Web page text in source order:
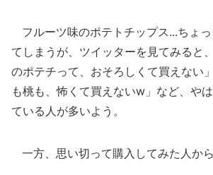
フルーツ味のポテトチップス...ちょ
てしまうが、ツイッターを見てみると
のポテチって、おそろしくて買えない
も桃も、怖くて買えないw」など、や
ている人が多いよう。
一方、思い切って購入してみた人から